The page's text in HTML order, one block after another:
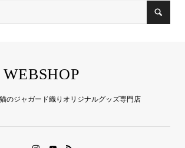
のジャガード織りオリジナルグッズ専門店